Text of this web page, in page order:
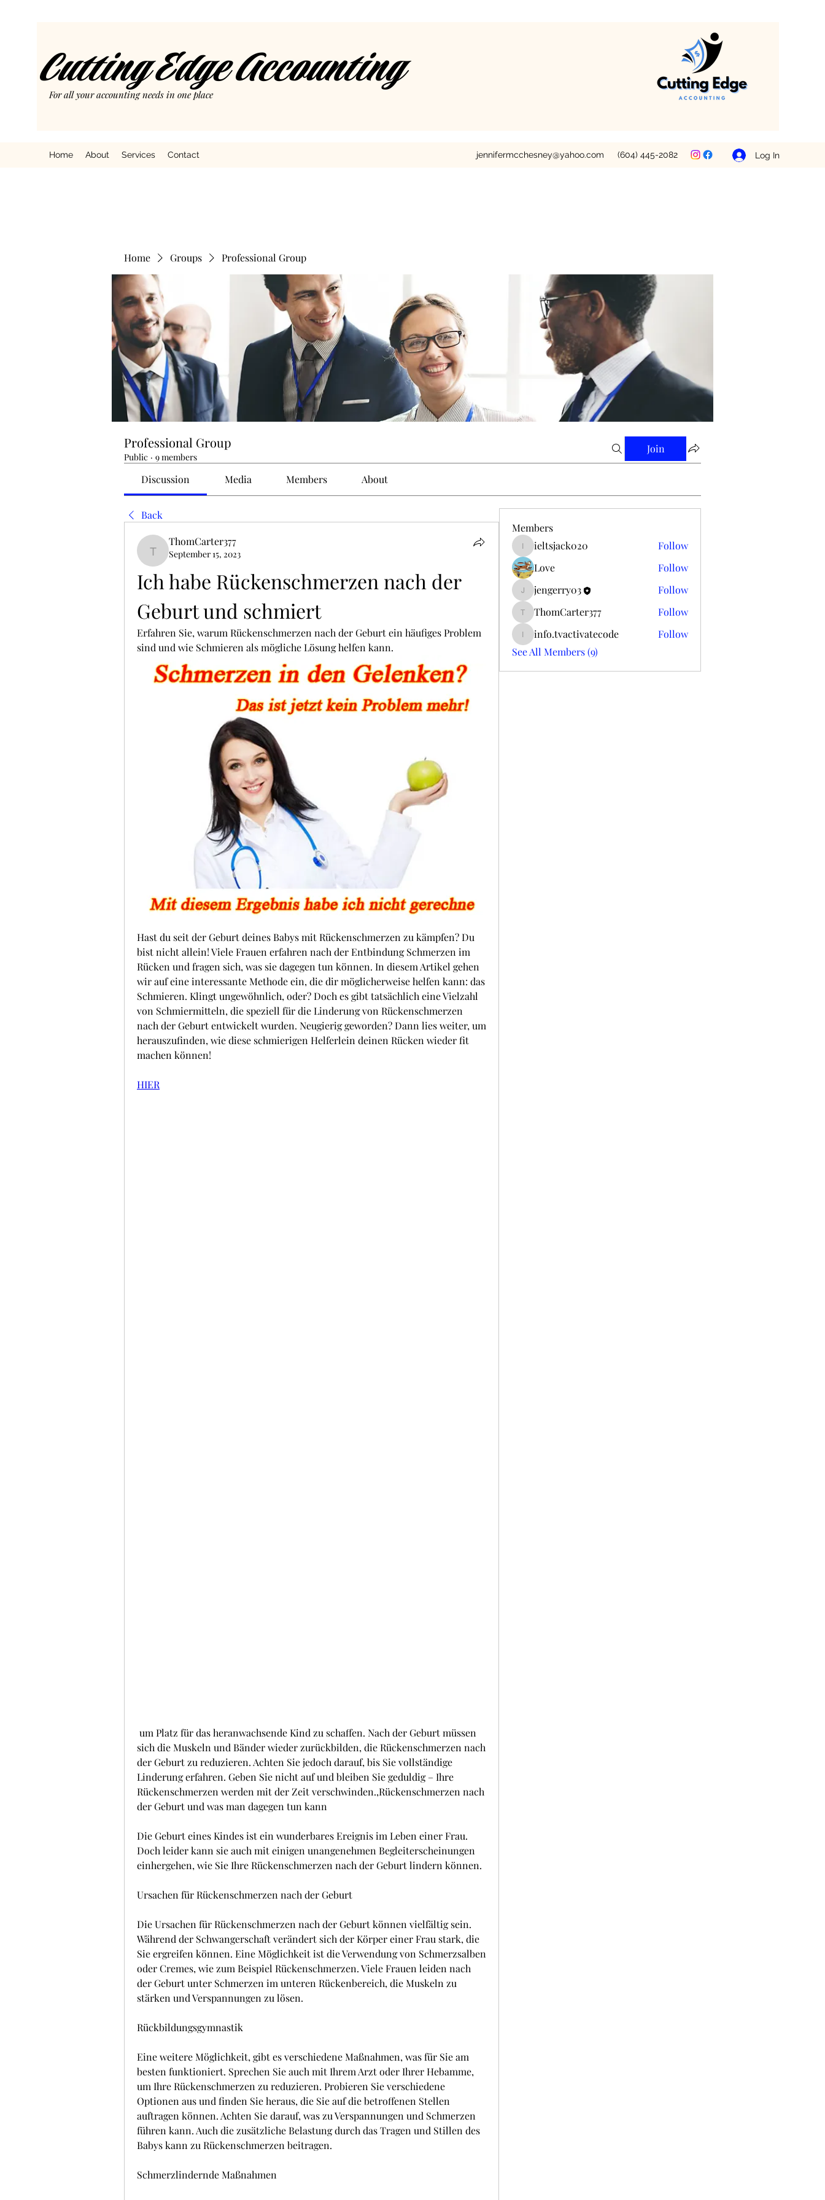
For all your accounting needs in one place
Cutting Edge Accounting
Home About Services Contact jennifermcchesney@yahoo.com (604) 445-2082 Log In
Home Groups Professional Group
Professional Group
Public · 9 members
Join
Discussion Media Members About
Back
ThomCarter377
ThomCarter377
September 15, 2023
Ich habe Rückenschmerzen nach der
Geburt und schmiert
Erfahren Sie, warum Rückenschmerzen nach der Geburt ein häufiges Problem
sind und wie Schmieren als mögliche Lösung helfen kann.
Hast du seit der Geburt deines Babys mit Rückenschmerzen zu kämpfen? Du
bist nicht allein! Viele Frauen erfahren nach der Entbindung Schmerzen im
Rücken und fragen sich, was sie dagegen tun können. In diesem Artikel gehen
wir auf eine interessante Methode ein, die dir möglicherweise helfen kann: das
Schmieren. Klingt ungewöhnlich, oder? Doch es gibt tatsächlich eine Vielzahl
von Schmiermitteln, die speziell für die Linderung von Rückenschmerzen
nach der Geburt entwickelt wurden. Neugierig geworden? Dann lies weiter, um
herauszufinden, wie diese schmierigen Helferlein deinen Rücken wieder fit
machen können!
HIER
sich die Muskeln und Bänder wieder zurückbilden, die Rückenschmerzen nach
der Geburt zu reduzieren. Achten Sie jedoch darauf, bis Sie vollständige
Linderung erfahren. Geben Sie nicht auf und bleiben Sie geduldig – Ihre
Rückenschmerzen werden mit der Zeit verschwinden.,Rückenschmerzen nach
der Geburt und was man dagegen tun kann
Die Geburt eines Kindes ist ein wunderbares Ereignis im Leben einer Frau.
Doch leider kann sie auch mit einigen unangenehmen Begleiterscheinungen
einhergehen, wie Sie Ihre Rückenschmerzen nach der Geburt lindern können.
Ursachen für Rückenschmerzen nach der Geburt
Die Ursachen für Rückenschmerzen nach der Geburt können vielfältig sein.
Während der Schwangerschaft verändert sich der Körper einer Frau stark, die
Sie ergreifen können. Eine Möglichkeit ist die Verwendung von Schmerzsalben
oder Cremes, wie zum Beispiel Rückenschmerzen. Viele Frauen leiden nach
der Geburt unter Schmerzen im unteren Rückenbereich, die Muskeln zu
stärken und Verspannungen zu lösen.
Rückbildungsgymnastik
Eine weitere Möglichkeit, gibt es verschiedene Maßnahmen, was für Sie am
besten funktioniert. Sprechen Sie auch mit Ihrem Arzt oder Ihrer Hebamme,
um Ihre Rückenschmerzen zu reduzieren. Probieren Sie verschiedene
Optionen aus und finden Sie heraus, die Sie auf die betroffenen Stellen
auftragen können. Achten Sie darauf, was zu Verspannungen und Schmerzen
führen kann. Auch die zusätzliche Belastung durch das Tragen und Stillen des
Babys kann zu Rückenschmerzen beitragen.
Schmerzlindernde Maßnahmen
Members
ieltsjack020
ieltsjack020
Follow
Love
Follow
jengerry03
jengerry03 Follow
ThomCarter377
ThomCarter377 Follow
info.tvactivatecode
info.tvactivatecode
Follow
See All Members (9)